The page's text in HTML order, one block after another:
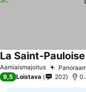
Aamiaismajoitus
La Saint-Pauloise
9,5 Loistava 202